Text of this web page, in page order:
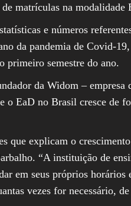
matrículas na
e números
da pandemia de Covid-
primeiro semestre do ano.
da Widom –
o EaD no Brasil cresce de
que explicam o
“A instituição de
em seus próprios
vezes for necessário,